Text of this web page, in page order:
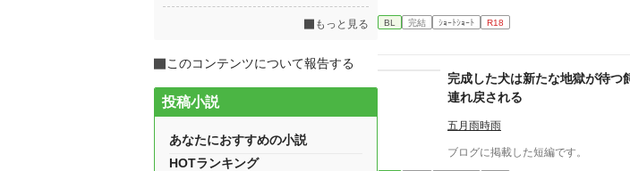
BL 完結 ｼｮｰﾄｼｮｰﾄ R18
完成した犬は新たな地獄が待つ
連れ戻される
五月雨時雨
ブログに掲載した短編です。
もっと見る
このコンテンツについて報告する
投稿小説
あなたにおすすめの小説
HOTランキング